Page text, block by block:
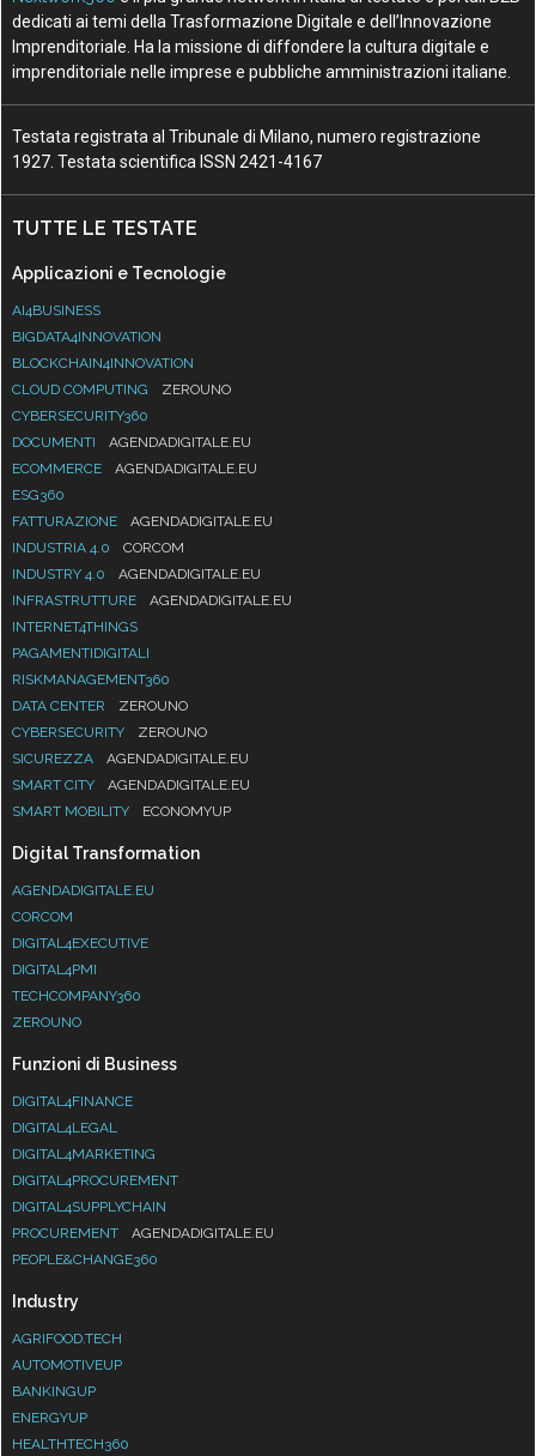
imprenditoriale nelle imprese e pubbliche amministrazioni italiane.
Testata registrata al Tribunale di Milano, numero registrazione
1927. Testata scientifica ISSN 2421-4167
TUTTE LE TESTATE
BIGDATA4INNOVATION
BLOCKCHAIN4INNOVATION
CLOUD COMPUTING
CYBERSECURITY360
DOCUMENTI
AGENDADIGITALE.EU
ECOMMERCE AGENDADIGITALE.EU
ESG360
FATTURAZIONE AGENDADIGITALE.EU
INDUSTRIA 4.0
INDUSTRY 4.0
AGENDADIGITALE.EU
INFRASTRUTTURE AGENDADIGITALE.EU
INTERNET4THINGS
PAGAMENTIDIGITALI
RISKMANAGEMENT360
DATA CENTER ZEROUNO
CYBERSECURITY ZEROUNO
SICUREZZA
AGENDADIGITALE.EU
SMART CITY AGENDADIGITALE.EU
SMART MOBILITY
ECONOMYUP
Digital Transformation
CORCOM
DIGITAL4EXECUTIVE
DIGITAL4PMI
TECHCOMPANY360
ZEROUNO
Funzioni di Business
DIGITAL4LEGAL
DIGITAL4MARKETING
DIGITAL4PROCUREMENT
DIGITAL4SUPPLYCHAIN
PROCUREMENT AGENDADIGITALE.EU
PEOPLE&CHANGE360
Industry
AUTOMOTIVEUP
BANKINGUP
ENERGYUP
HEALTHTECH360
INNOVATION POST
INSURANCEUP